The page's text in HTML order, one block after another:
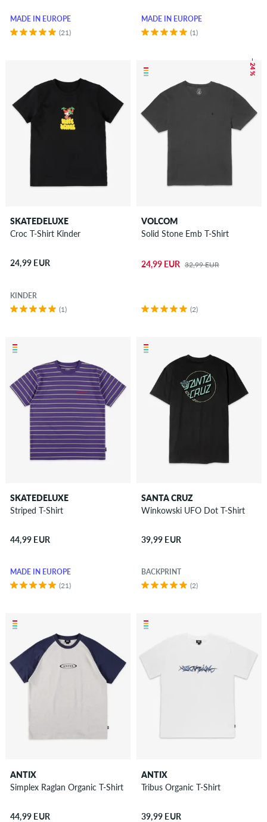
MADE IN EUROPE
(21)
MADE IN EUROPE
(1)
SKATEDELUXE
Croc T-Shirt Kinder
24,99 EUR
KINDER
(1)
– 24 %
VOLCOM
Solid Stone Emb T-Shirt
24,99 EUR 32,99 EUR
(2)
SKATEDELUXE
Striped T-Shirt
44,99 EUR
MADE IN EUROPE
(21)
SANTA CRUZ
Winkowski UFO Dot T-Shirt
39,99 EUR
BACKPRINT
(2)
ANTIX
Simplex Raglan Organic T-Shirt
44,99 EUR
ANTIX
Tribus Organic T-Shirt
39,99 EUR